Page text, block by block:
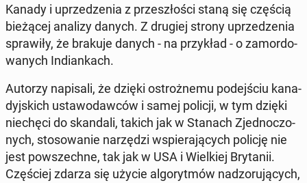
Kanady i uprze­dze­nia z prze­szło­ści staną się częścią
bie­żą­cej analizy danych. Z drugiej strony uprze­dze­nia
spra­wi­ły, że brakuje danych - na przy­kład - o za­mor­do­
wa­nych In­dian­kach.
Autorzy na­pi­sa­li, że dzięki ostroż­ne­mu po­dej­ściu ka­na­
dyj­skich usta­wo­daw­ców i samej policji, w tym dzięki
nie­chę­ci do skan­da­li, takich jak w Stanach Zjed­no­czo­
nych, sto­so­wa­nie na­rzę­dzi wspie­ra­ją­cych policję nie
jest po­wszech­ne, tak jak w USA i Wiel­kiej Bry­ta­nii.
Czę­ściej zdarza się użycie al­go­ryt­mów nad­zo­ru­ją­cych,